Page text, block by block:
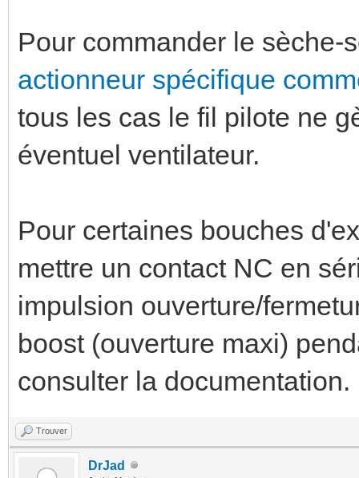
Pour commander le
actionneur spécifique
tous les cas le fil pilote ne
éventuel ventilateur.
Pour certaines bouches
mettre un contact NC en
impulsion ouverture/
boost (ouverture maxi)
consulter la documentation.
Trouver
DrJad